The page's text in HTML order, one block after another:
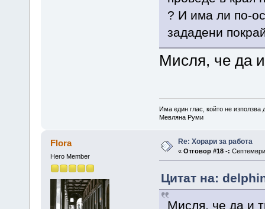
? И има ли по-
зададени
Мисля, че да
Има един глас, който не
Мевляна Руми
Flora
Hero Member
Re: Хорари за работа
« Отговор #18 -:
Цитат на:
Мисля, че да и